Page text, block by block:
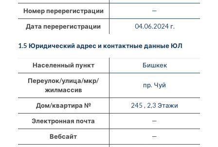
Номер перерегистрации
—
Дата перерегистрации
04.06.2024 г.
1.5 Юридический адрес и контактные данные ЮЛ
Населенный пункт
Бишкек
Переулок/улица/мкр/
жилмассив
пр. Чуй
Дом/квартира №
245 , 2,3 Этажи
Электронная почта
—
Вебсайт
—